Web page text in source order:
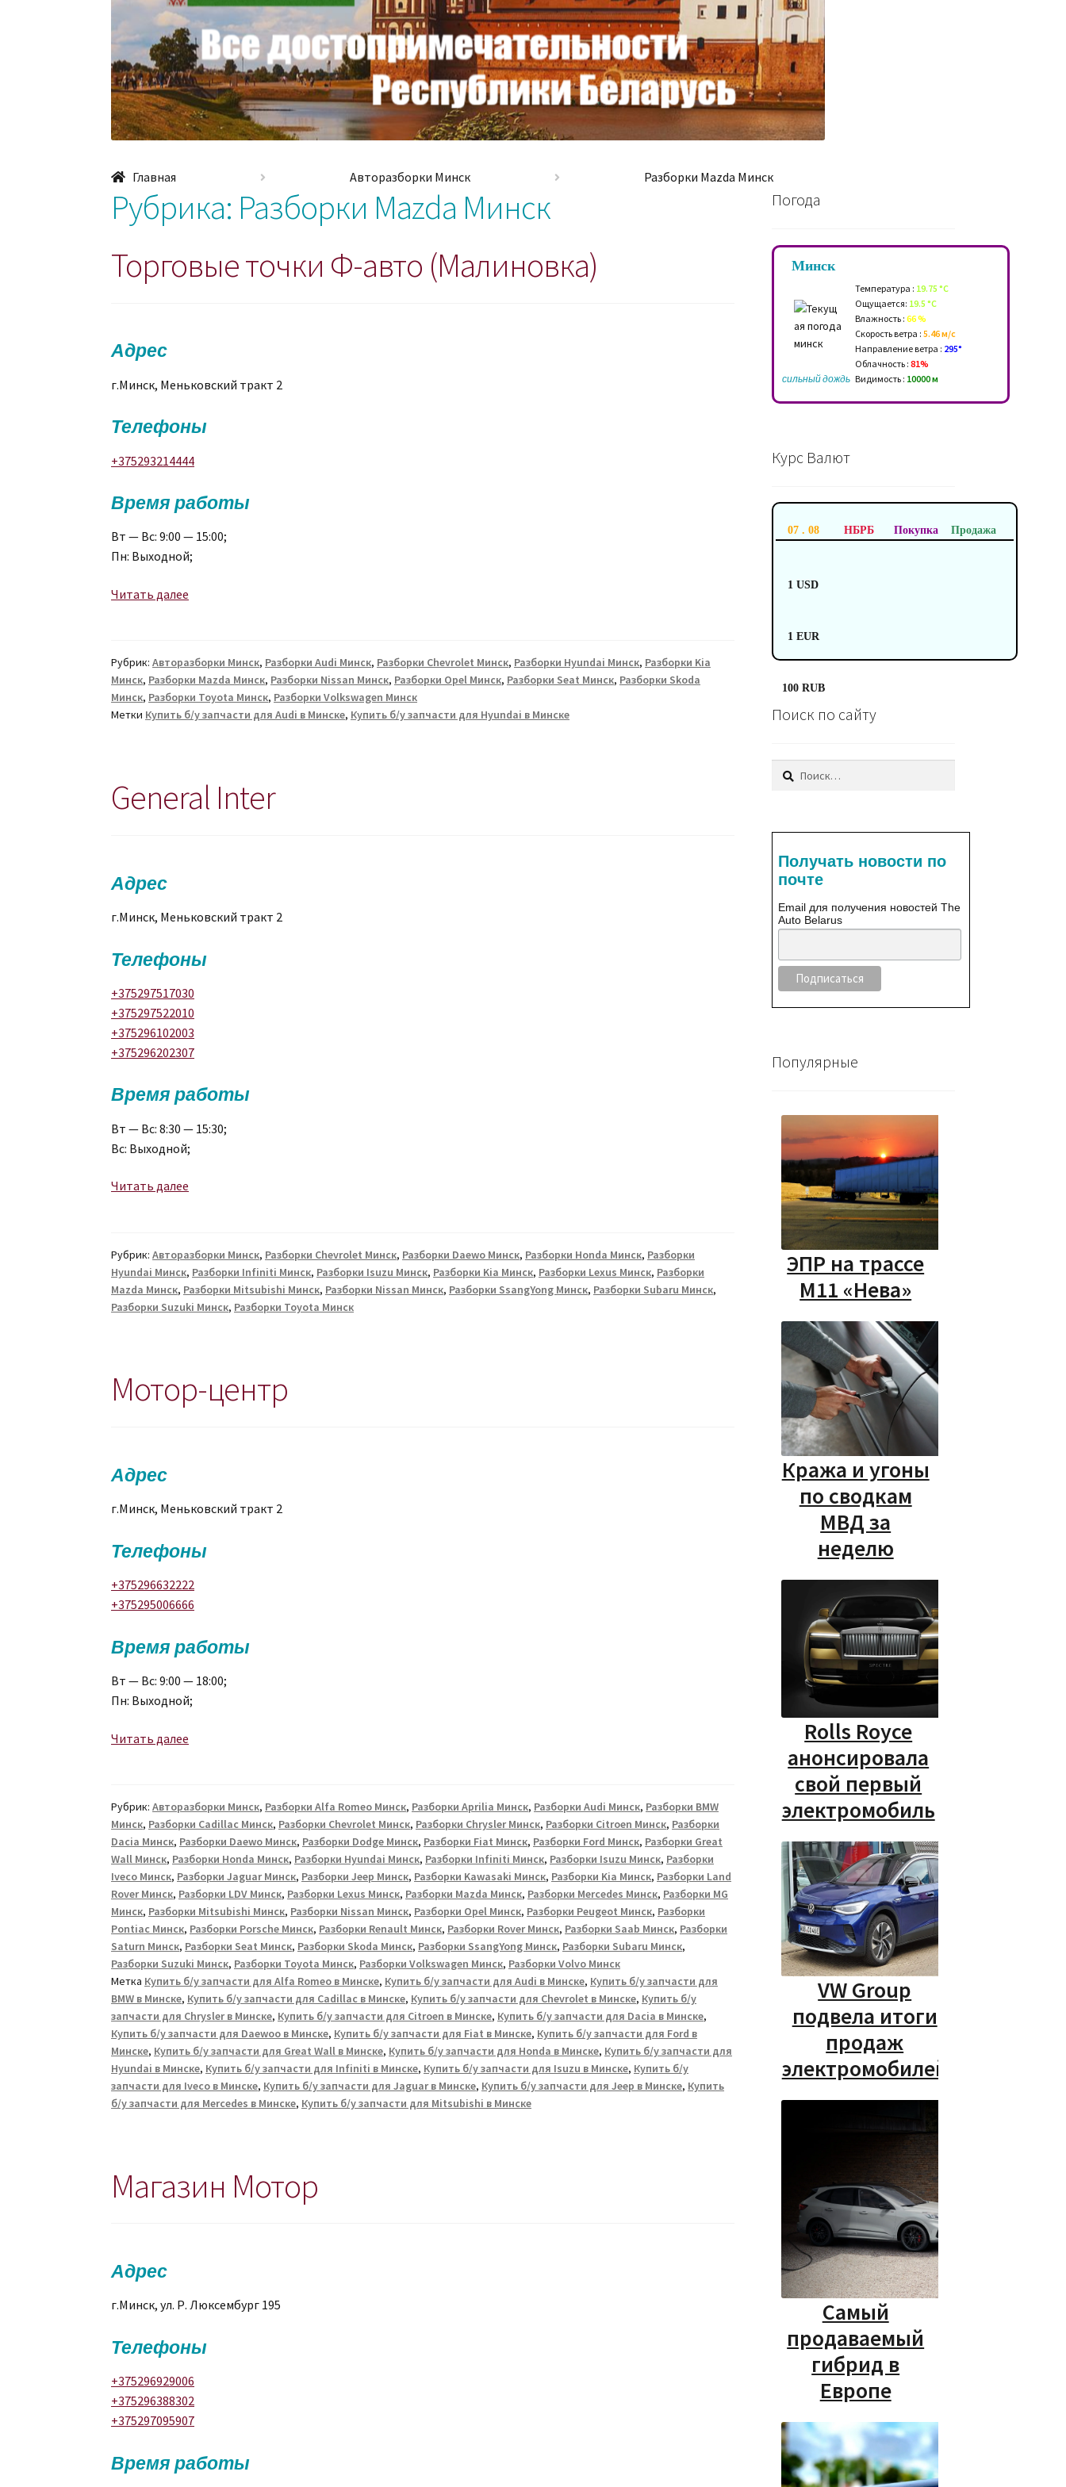
Главная Авторазборки Минск Разборки Mazda Минск
Рубрика: Разборки Mazda Минск
Торговые точки Ф-авто (Малиновка)
Адрес
г.Минск, Меньковский тракт 2
Телефоны
+375293214444
Время работы
Вт — Вс: 9:00 — 15:00;
Пн: Выходной;
Читать далее
(Малиновка)
Рубрик:Авторазборки Минск, Разборки Audi Минск, Разборки Chevrolet Минск, Разборки Hyundai Минск, Разборки Kia
Минск, Разборки Mazda Минск, Разборки Nissan Минск, Разборки Opel Минск, Разборки Seat Минск, Разборки Skoda
Минск, Разборки Toyota Минск, Разборки Volkswagen Минск
Метки Купить б/у запчасти для Audi в Минске, Купить б/у запчасти для Hyundai в Минске
General Inter
Адрес
г.Минск, Меньковский тракт 2
Телефоны
+375297517030
+375297522010
+375296102003
+375296202307
Время работы
Вт — Вс: 8:30 — 15:30;
Вс: Выходной;
Читать далее
Рубрик:Авторазборки Минск, Разборки Chevrolet Минск, Разборки Daewo Минск, Разборки Honda Минск, Разборки
Hyundai Минск, Разборки Infiniti Минск, Разборки Isuzu Минск, Разборки Kia Минск, Разборки Lexus Минск, Разборки
Mazda Минск, Разборки Mitsubishi Минск, Разборки Nissan Минск, Разборки SsangYong Минск, Разборки Subaru Минск,
Разборки Suzuki Минск, Разборки Toyota Минск
Мотор-центр
Адрес
г.Минск, Меньковский тракт 2
Телефоны
+375296632222
+375295006666
Время работы
Вт — Вс: 9:00 — 18:00;
Пн: Выходной;
Читать далее
Рубрик:Авторазборки Минск, Разборки Alfa Romeo Минск, Разборки Aprilia Минск, Разборки Audi Минск, Разборки BMW
Минск, Разборки Cadillac Минск, Разборки Chevrolet Минск, Разборки Chrysler Минск, Разборки Citroen Минск, Разборки
Dacia Минск, Разборки Daewo Минск, Разборки Dodge Минск, Разборки Fiat Минск, Разборки Ford Минск, Разборки Great
Wall Минск, Разборки Honda Минск, Разборки Hyundai Минск, Разборки Infiniti Минск, Разборки Isuzu Минск, Разборки
Iveco Минск, Разборки Jaguar Минск, Разборки Jeep Минск, Разборки Kawasaki Минск, Разборки Kia Минск, Разборки Land
Rover Минск, Разборки LDV Минск, Разборки Lexus Минск, Разборки Mazda Минск, Разборки Mercedes Минск, Разборки MG
Минск, Разборки Mitsubishi Минск, Разборки Nissan Минск, Разборки Opel Минск, Разборки Peugeot Минск, Разборки
Pontiac Минск, Разборки Porsche Минск, Разборки Renault Минск, Разборки Rover Минск, Разборки Saab Минск, Разборки
Saturn Минск, Разборки Seat Минск, Разборки Skoda Минск, Разборки SsangYong Минск, Разборки Subaru Минск,
Разборки Suzuki Минск, Разборки Toyota Минск, Разборки Volkswagen Минск, Разборки Volvo Минск
Метка Купить б/у запчасти для Alfa Romeo в Минске, Купить б/у запчасти для Audi в Минске, Купить б/у запчасти для
BMW в Минске, Купить б/у запчасти для Cadillac в Минске, Купить б/у запчасти для Chevrolet в Минске, Купить б/у
запчасти для Chrysler в Минске, Купить б/у запчасти для Citroen в Минске, Купить б/у запчасти для Dacia в Минске,
Купить б/у запчасти для Daewoo в Минске, Купить б/у запчасти для Fiat в Минске, Купить б/у запчасти для Ford в
Минске, Купить б/у запчасти для Great Wall в Минске, Купить б/у запчасти для Honda в Минске, Купить б/у запчасти для
Hyundai в Минске, Купить б/у запчасти для Infiniti в Минске, Купить б/у запчасти для Isuzu в Минске, Купить б/у
запчасти для Iveco в Минске, Купить б/у запчасти для Jaguar в Минске, Купить б/у запчасти для Jeep в Минске, Купить
б/у запчасти для Mercedes в Минске, Купить б/у запчасти для Mitsubishi в Минске
Магазин Мотор
Адрес
г.Минск, ул. Р. Люксембург 195
Телефоны
+375296929006
+375296388302
+375297095907
Время работы
Погода
Минск
сильный дождь
Температура : 19.75 °C
Ощущается: 19.5 °C
Влажность : 66 %
Скорость ветра : 5.46 м/c
Направление ветра : 295°
Облачность : 81%
Видимость : 10000 м
Курс Валют
07 . 08 НБРБ Покупка Продажа
1 USD
1 EUR
100 RUB
Поиск по сайту
Найти:
Получать новости по
почте
Email для получения новостей The
Auto Belarus
Популярные
ЭПР на трассе
М11 «Нева»
Кража и угоны
по сводкам
МВД за
неделю
Rolls Royce
анонсировала
свой первый
электромобиль
VW Group
подвела итоги
продаж
электромобилей
Самый
продаваемый
гибрид в
Европе